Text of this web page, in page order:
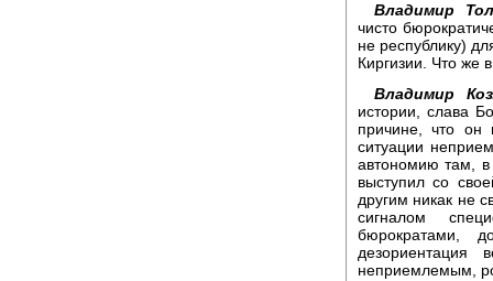
Владимир
чисто
не республику)
Киргизии. Что же
Владимир
истории, слава
причине, что он
ситуации
автономию там, в
выступил со
другим никак не
сигналом
бюрократами,
дезориентация
неприемлемым,